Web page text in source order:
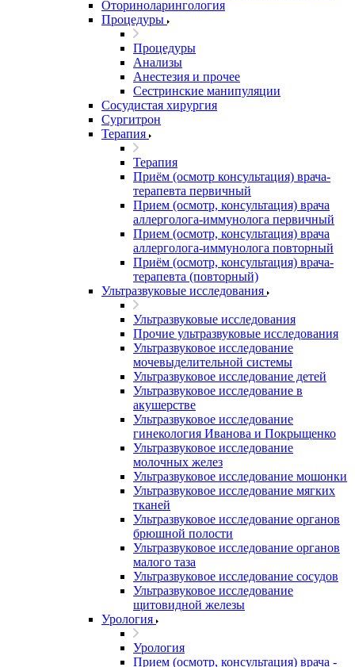
Оториноларингология
Процедуры
Процедуры
Анализы
Анестезия и прочее
Сестринские манипуляции
Сосудистая хирургия
Сургитрон
Терапия
Терапия
Приём (осмотр консультация) врача-
терапевта первичный
Прием (осмотр, консультация) врача
аллерголога-иммунолога первичный
Прием (осмотр, консультация) врача
аллерголога-иммунолога повторный
Приём (осмотр, консультация) врача-
терапевта (повторный)
Ультразвуковые исследования
Ультразвуковые исследования
Прочие ультразвуковые исследования
Ультразвуковое исследование
мочевыделительной системы
Ультразвуковое исследование детей
Ультразвуковое исследование в
акушерстве
Ультразвуковое исследование
гинекология Иванова и Покрыщенко
Ультразвуковое исследование
молочных желез
Ультразвуковое исследование мошонки
Ультразвуковое исследование мягких
тканей
Ультразвуковое исследование органов
брюшной полости
Ультразвуковое исследование органов
малого таза
Ультразвуковое исследование сосудов
Ультразвуковое исследование
щитовидной железы
Урология
Урология
Прием (осмотр, консультация) врача -